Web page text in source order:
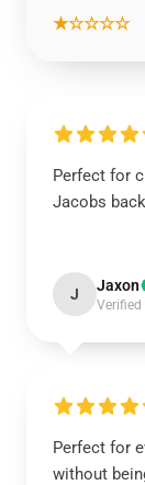
★☆☆☆☆
Perfect for
Jacobs
J Jaxon
Verified
Perfect for
without